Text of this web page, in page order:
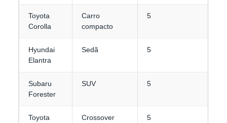
Toyota
Corolla
Carro
compacto
5
Hyundai
Elantra
Sedã 5
Subaru
Forester
SUV 5
Toyota
Crossover 5